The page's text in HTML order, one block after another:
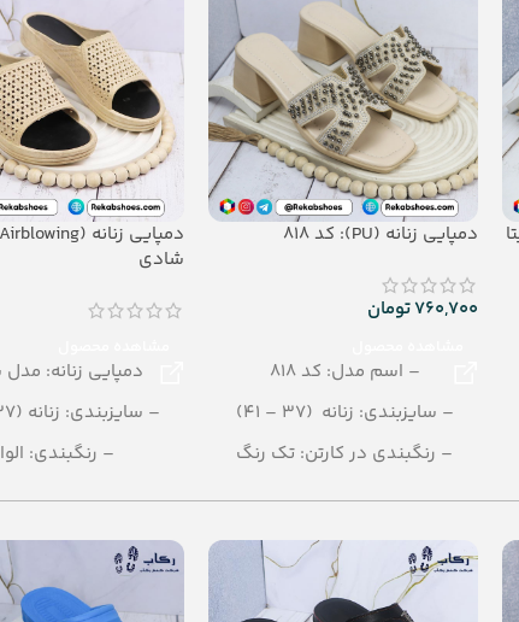
دمپایی زنانه (PU): کد 818
760,700تومان
– اسم مدل: کد 818
– سایزبندی: زنانه (37 – 41)
– رنگبندی در کارتن: تک رنگ
– تعداد در کارتن: 10 جفت
– جنس زیره: PU
شادی
دمپایی زنانه:
– سایزبندی: زنانه (37 – 40)
– رنگبندی:
– تعداد در کارتن: 20 جفت
– جنس: AIRBLOWING